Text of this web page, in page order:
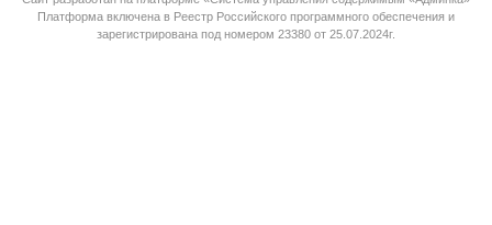
Платформа включена в Реестр Российского программного обеспечения и
зарегистрирована под номером 23380 от 25.07.2024г.